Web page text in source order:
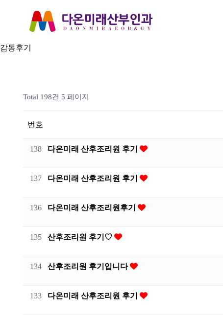
감동후기
Total 198건 5 페이지
번호
138 다온미래 산후조리원 후기
137 다온미래 산후조리원 후기
136 다온미래 산후조리원후기
135 산후조리원 후기♡
134 산후조리원 후기입니다
133 다온미래 산후조리원 후기